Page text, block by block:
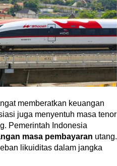
memberatkan keuangan
juga menyentuh masa tenor
Pemerintah Indonesia
masa pembayaran utang.
likuiditas dalam jangka